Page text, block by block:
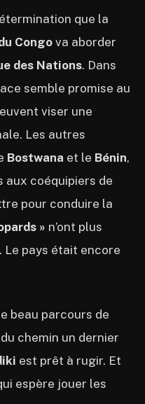
que la
Congova aborder
des Nations. Dans
semble promise au
viser une
Les autres
Bostwana et le Bénin,
aux coéquipiers de
pour conduire la
» n’ont plus
Le pays était encore
beau parcours de
chemin un dernier
est prêt à rugir. Et
espère jouer les